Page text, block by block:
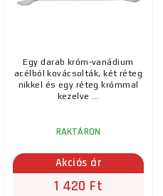
Egy darab króm-vanádium
acélból kovácsolták, két réteg
nikkel és egy réteg krómmal
kezelve ...
RAKTÁRON
Akciós ár
1 420 Ft